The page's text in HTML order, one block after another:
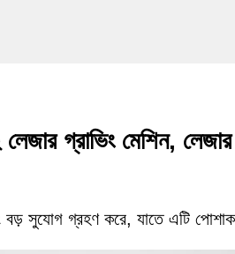
গ্রাভিং মেশিন,
বড় সুযোগ গ্রহণ করে, যাতে এটি